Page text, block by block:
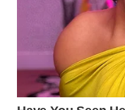
WN
LABUHANBATU
WN